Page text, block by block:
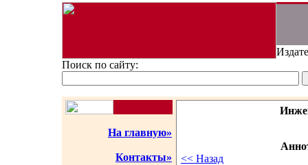
Поиск по сайту:
На главную»
Контакты»
<< Назад